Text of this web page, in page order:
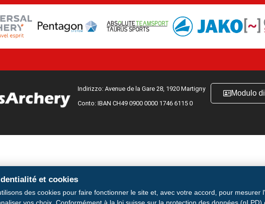
Indirizzo: Avenue de la Gare 28, 1920 Martigny
Conto: IBAN CH49 0900 0000 1746 6115 0
Modulo
et cookies
des cookies pour faire fonctionner le site et, avec votre accord, pour mesurer